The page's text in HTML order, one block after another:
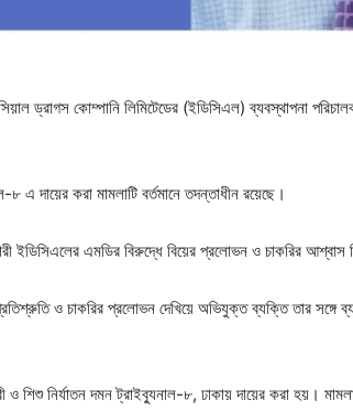
ড্রাগস কোম্পানি লিমিটেডের (ইডিসিএল) ব্যবস্থাপনা
৮ এ দায়ের করা মামলাটি বর্তমানে তদন্তাধীন রয়েছে।
ইডিসিএলের এমডির বিরুদ্ধে বিয়ের প্রলোভন ও চাকরির আশ্বাস
ও চাকরির প্রলোভন দেখিয়ে অভিযুক্ত ব্যক্তি তার সঙ্গে
ও শিশু নির্যাতন দমন ট্রাইব্যুনাল-৮, ঢাকায় দায়ের করা হয়।